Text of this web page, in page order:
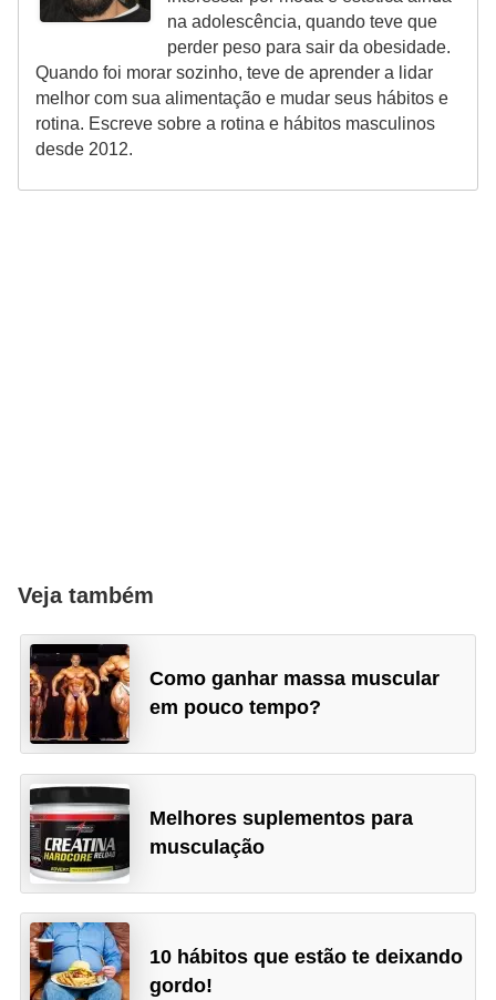
na adolescência, quando teve que
perder peso para sair da obesidade.
Quando foi morar sozinho, teve de aprender a lidar
melhor com sua alimentação e mudar seus hábitos e
rotina. Escreve sobre a rotina e hábitos masculinos
desde 2012.
Veja também
Como ganhar massa muscular
em pouco tempo?
Melhores suplementos para
musculação
10 hábitos que estão te deixando
gordo!